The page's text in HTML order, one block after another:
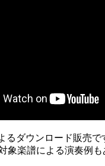
るダウンロード販売で
象楽譜による演奏例